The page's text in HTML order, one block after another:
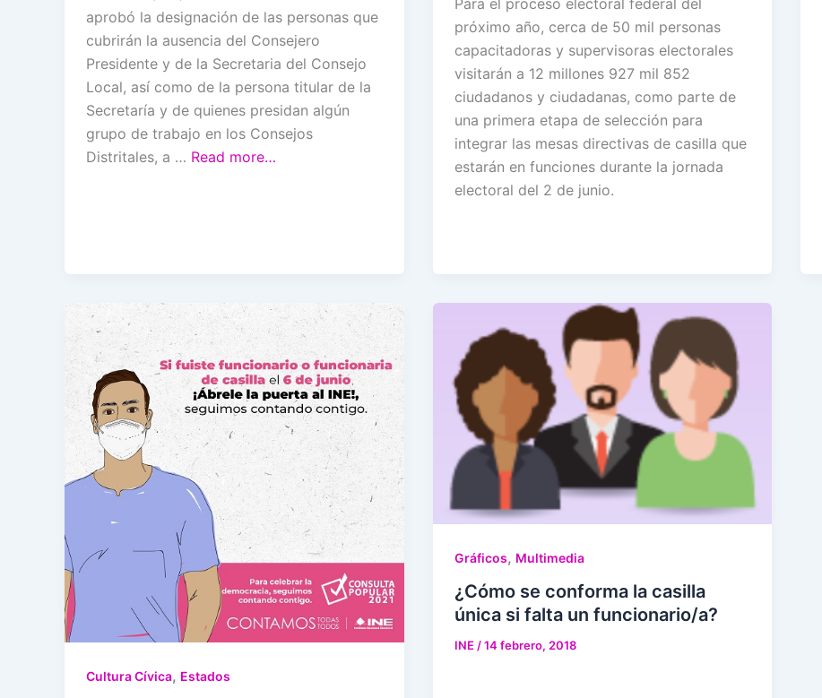
aprobó la designación de las personas que
cubrirán la ausencia del Consejero
Presidente y de la Secretaria del Consejo
Local, así como de la persona titular de la
Secretaría y de quienes presidan algún
grupo de trabajo en los Consejos
Distritales, a … Read more…
Para el proceso electoral federal del
próximo año, cerca de 50 mil personas
capacitadoras y supervisoras electorales
visitarán a 12 millones 927 mil 852
ciudadanos y ciudadanas, como parte de
una primera etapa de selección para
integrar las mesas directivas de casilla que
estarán en funciones durante la jornada
electoral del 2 de junio.
Cultura Cívica, Estados
Gráficos, Multimedia
¿Cómo se conforma la casilla
única si falta un funcionario/a?
INE/14 febrero, 2018